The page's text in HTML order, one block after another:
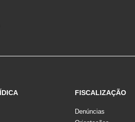
FISCALIZAÇÃO
Denúncias